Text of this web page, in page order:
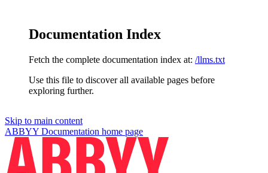
Documentation Index
Fetch the complete documentation index at: /llms.txt
Use this file to discover all available pages before
exploring further.
Skip to main content
ABBYY Documentation home page